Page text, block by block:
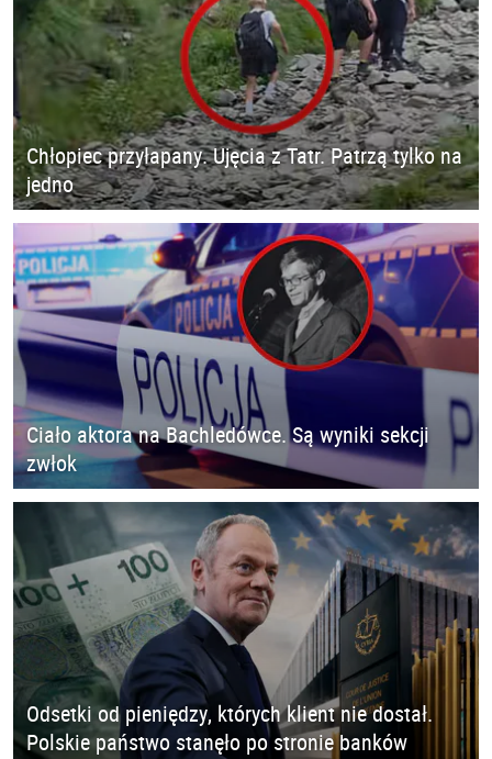
Chłopiec przyłapany. Ujęcia z Tatr. Patrzą tylko na
jedno
Ciało aktora na Bachledówce. Są wyniki sekcji
zwłok
Odsetki od pieniędzy, których klient nie dostał.
Polskie państwo stanęło po stronie banków